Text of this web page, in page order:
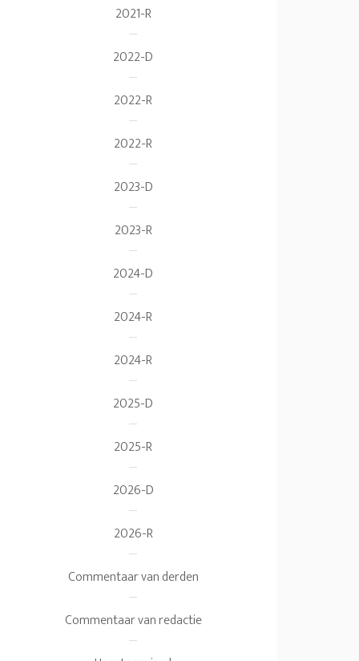
2021-R
2022-D
2022-R
2022-R
2023-D
2023-R
2024-D
2024-R
2024-R
2025-D
2025-R
2026-D
2026-R
Commentaar van derden
Commentaar van redactie